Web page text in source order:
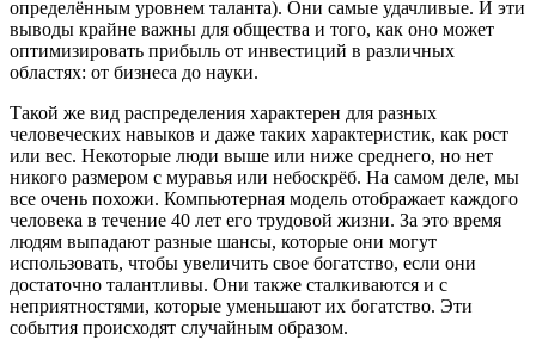
определённым уровнем таланта). Они самые удачливые. И эти
выводы крайне важны для общества и того, как оно может
оптимизировать прибыль от инвестиций в различных
областях: от бизнеса до науки.
Такой же вид распределения характерен для разных
человеческих навыков и даже таких характеристик, как рост
или вес. Некоторые люди выше или ниже среднего, но нет
никого размером с муравья или небоскрёб. На самом деле, мы
все очень похожи. Компьютерная модель отображает каждого
человека в течение 40 лет его трудовой жизни. За это время
людям выпадают разные шансы, которые они могут
использовать, чтобы увеличить свое богатство, если они
достаточно талантливы. Они также сталкиваются и с
неприятностями, которые уменьшают их богатство. Эти
события происходят случайным образом.